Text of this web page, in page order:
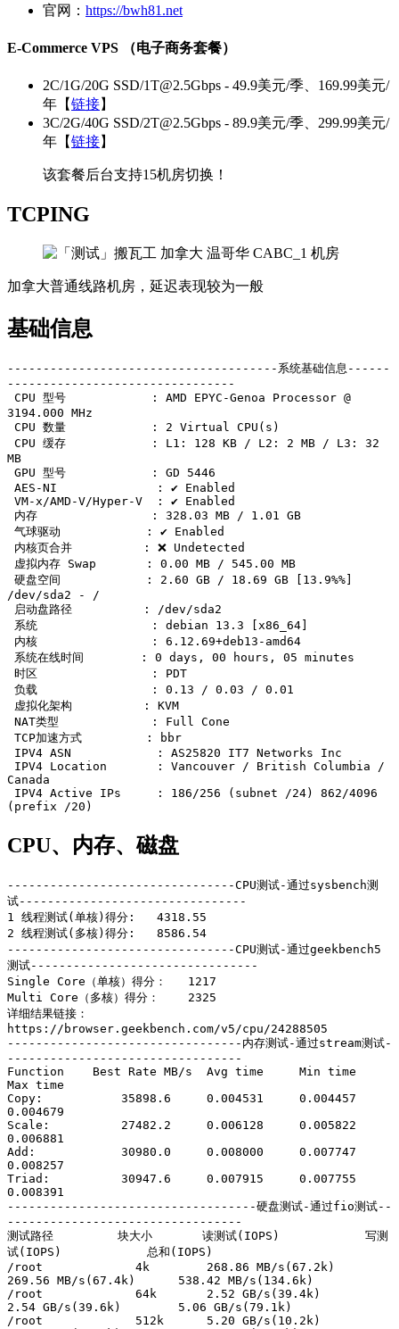
官网： https://bwh81.net
E-Commerce VPS （电子商务套餐）
2C/1G/20G SSD/1T@2.5Gbps - 49.9美元/季、169.99美元/
年【链接】
3C/2G/40G SSD/2T@2.5Gbps - 89.9美元/季、299.99美元/
年【链接】
该套餐后台支持15机房切换！
TCPING
加拿大普通线路机房，延迟表现较为一般
基础信息
--------------------------------------系统基础信息------
--------------------------------
3194.000 MHz
MB
/dev/sda2 - /
Canada
CPU、内存、磁盘
--------------------------------CPU测试-通过sysbench测
试--------------------------------
1 线程测试(单核)得分:   4318.55
2 线程测试(多核)得分:   8586.54
--------------------------------CPU测试-通过geekbench5
测试--------------------------------
Single Core（单核）得分：   1217
Multi Core（多核）得分：    2325
详细结果链接：
https://browser.geekbench.com/v5/cpu/24288505
---------------------------------内存测试-通过stream测试-
---------------------------------
Function    Best Rate MB/s  Avg time     Min time
Max time
Copy:           35898.6     0.004531     0.004457
0.004679
Scale:          27482.2     0.006128     0.005822
0.006881
Add:            30980.0     0.008000     0.007747
0.008257
Triad:          30947.6     0.007915     0.007755
0.008391
-----------------------------------硬盘测试-通过fio测试--
---------------------------------
测试路径         块大小       读测试(IOPS)            写测
试(IOPS)            总和(IOPS)
/root             4k        268.86 MB/s(67.2k)
269.56 MB/s(67.4k)      538.42 MB/s(134.6k)
/root             64k       2.52 GB/s(39.4k)
2.54 GB/s(39.6k)        5.06 GB/s(79.1k)
/root             512k      5.20 GB/s(10.2k)